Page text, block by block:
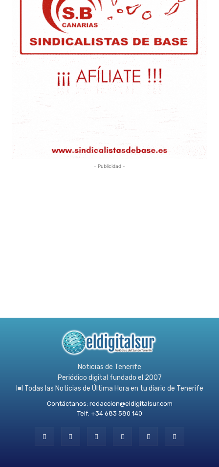
- Publicidad -
Noticias de Tenerife
Periódico digital fundado el 2007
l≡l Todas las Noticias de Última Hora en tu diario de Tenerife
Contáctanos: redaccion@eldigitalsur.com
Telf: +34 683 580 140